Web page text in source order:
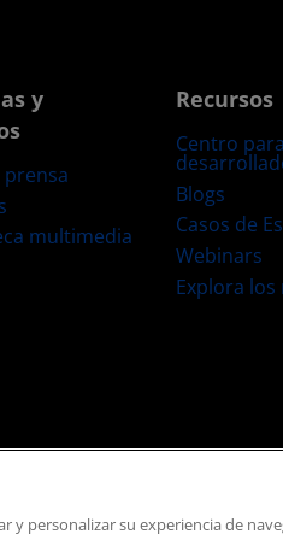
y
prensa
multimedia
Recursos
Centro para
Blogs
Casos de
Webinars
Explora
y personalizar su experiencia de